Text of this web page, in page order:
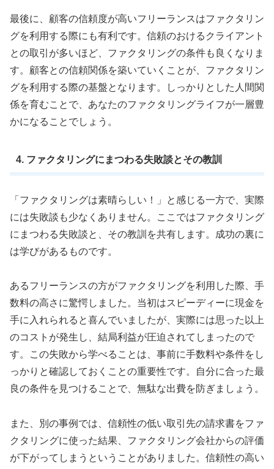
最後に、顧客の信頼度が高いフリーランスはファクタリン
グを利用する際にも有利です。信頼のおけるクライアント
との取引が多いほど、ファクタリングの条件も良くなりま
す。顧客との信頼関係を築いていくことが、ファクタリン
グを利用する際の基盤となります。しっかりとした人間関
係を育むことで、あなたのファクタリングライフが一層豊
かになることでしょう。
4. ファクタリングにまつわる失敗談とその教訓
「ファクタリングは素晴らしい！」と感じる一方で、実際
には失敗談も少なくありません。ここではファクタリング
にまつわる失敗談と、その教訓を共有します。成功の裏に
は学びがあるものです。
あるフリーランスの方がファクタリングを利用した際、手
数料の高さに驚愕しました。当初はスピーディーに現金を
手に入れられると喜んでいましたが、実際には思った以上
のコストが発生し、結局利益が圧迫されてしまったので
す。この失敗から学べることは、事前に手数料や条件をし
っかりと確認しておくことの重要性です。自分に合った最
良の条件を見つけることで、無駄な出費を防ぎましょう。
また、別の事例では、信頼性の低い取引先の請求書をファ
クタリングに使った結果、ファクタリング会社からの評価
が下がってしまうということがありました。信頼性の高い